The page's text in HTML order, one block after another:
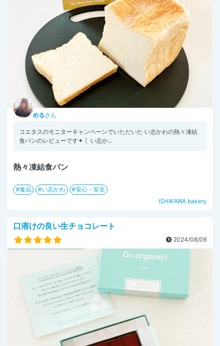
めるさん
コエタスのモニターキャンペーンでいただいた い志かわの熱々凍結
食パンのレビューです✦ 〖い志か...
熱々凍結食パン
食品 い志かわ
安心・安全
ISHIKAWA bakery
口溶けの良い生チョコレート
2024/08/06